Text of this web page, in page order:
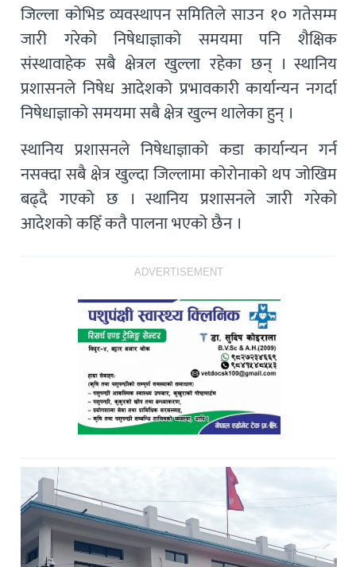
जिल्ला कोभिड व्यवस्थापन समितिले साउन १० गतेसम्म
जारी गरेको निषेधाज्ञाको समयमा पनि शैक्षिक
संस्थावाहेक सबै क्षेत्रल खुल्ला रहेका छन् । स्थानिय
प्रशासनले निषेध आदेशको प्रभावकारी कार्यान्यन नगर्दा
निषेधाज्ञाको समयमा सबै क्षेत्र खुल्न थालेका हुन् ।
स्थानिय प्रशासनले निषेधाज्ञाको कडा कार्यान्यन गर्न
नसक्दा सबै क्षेत्र खुल्दा जिल्लामा कोरोनाको थप जोखिम
बढ्दै गएको छ । स्थानिय प्रशासनले जारी गरेको
आदेशको कहिँ कतै पालना भएको छैन ।
ADVERTISEMENT